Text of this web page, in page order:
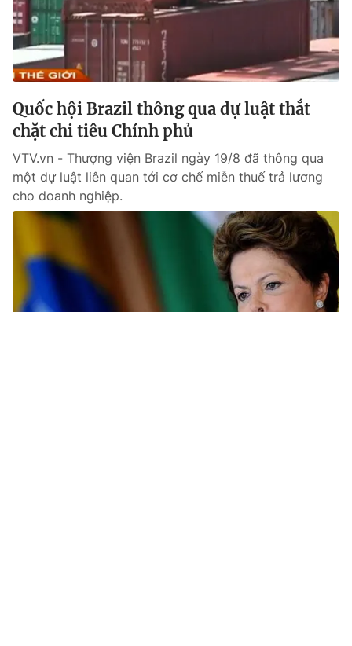
Quốc hội Brazil thông qua dự luật thắt
chặt chi tiêu Chính phủ
VTV.vn - Thượng viện Brazil ngày 19/8 đã thông qua
một dự luật liên quan tới cơ chế miễn thuế trả lương
cho doanh nghiệp.